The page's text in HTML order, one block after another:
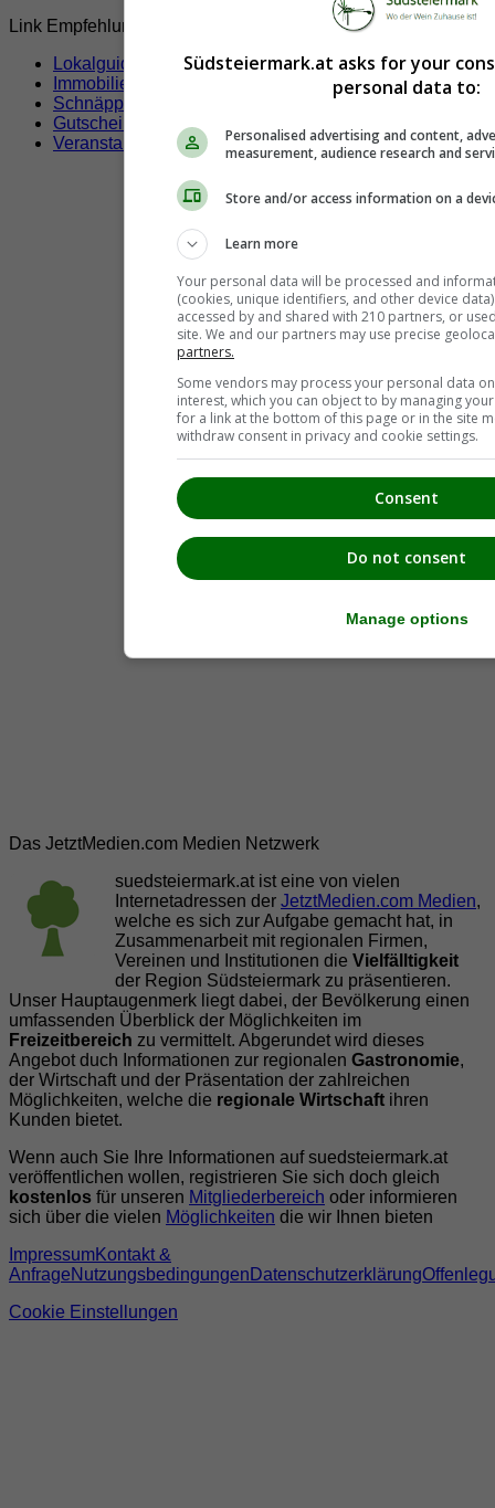
Link Empfehlungen
Lokalguide
Immobilien
Schnäppchen
Gutscheine & Rabatte
Veranstaltungen
Das JetztMedien.com Medien Netzwerk
suedsteiermark.at ist eine von vielen
Internetadressen der JetztMedien.com Medien,
welche es sich zur Aufgabe gemacht hat, in
Zusammenarbeit mit regionalen Firmen,
Vereinen und Institutionen die Vielfälltigkeit
der Region Südsteiermark zu präsentieren.
Unser Hauptaugenmerk liegt dabei, der Bevölkerung einen
umfassenden Überblick der Möglichkeiten im
Freizeitbereich zu vermittelt. Abgerundet wird dieses
Angebot duch Informationen zur regionalen Gastronomie,
der Wirtschaft und der Präsentation der zahlreichen
Möglichkeiten, welche die regionale Wirtschaft ihren
Kunden bietet.
Wenn auch Sie Ihre Informationen auf suedsteiermark.at
veröffentlichen wollen, registrieren Sie sich doch gleich
kostenlos für unseren Mitgliederbereich oder informieren
sich über die vielen Möglichkeiten die wir Ihnen bieten
ImpressumKontakt &
AnfrageNutzungsbedingungen Datenschutzerklärung
Cookie Einstellungen
Südsteiermark.at asks for your
personal data to:
Personalised advertising and content,
measurement, audience research and
Store and/or access information on a
Learn more
Your personal data will be processed and
(cookies, unique identifiers, and other device
accessed by and shared with 210 partners, or
site. We and our partners may use precise
partners.
Some vendors may process your personal data
interest, which you can object to by managing
for a link at the bottom of this page or in the site
withdraw consent in privacy and cookie settings.
Consent
Do not consent
Manage options